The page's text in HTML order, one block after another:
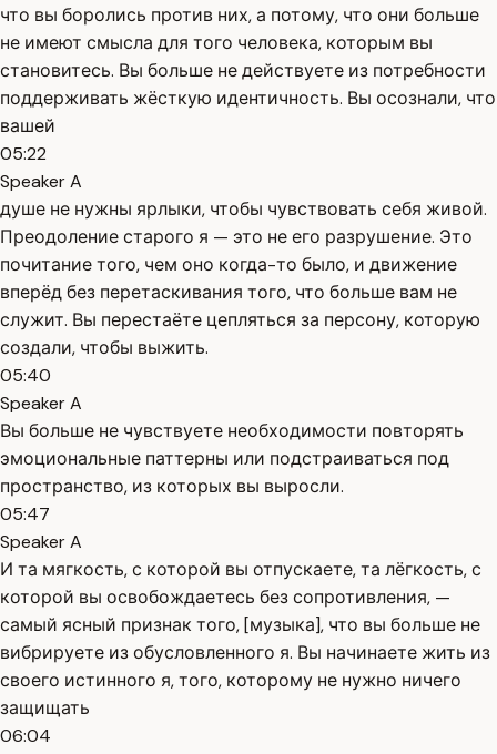
что вы боролись против них, а потому, что они больше
не имеют смысла для того человека, которым вы
становитесь. Вы больше не действуете из потребности
поддерживать жёсткую идентичность. Вы осознали, что
вашей
05:22
Speaker A
душе не нужны ярлыки, чтобы чувствовать себя живой.
Преодоление старого я — это не его разрушение. Это
почитание того, чем оно когда-то было, и движение
вперёд без перетаскивания того, что больше вам не
служит. Вы перестаёте цепляться за персону, которую
создали, чтобы выжить.
05:40
Speaker A
Вы больше не чувствуете необходимости повторять
эмоциональные паттерны или подстраиваться под
пространство, из которых вы выросли.
05:47
Speaker A
И та мягкость, с которой вы отпускаете, та лёгкость, с
которой вы освобождаетесь без сопротивления, —
самый ясный признак того, [музыка], что вы больше не
вибрируете из обусловленного я. Вы начинаете жить из
своего истинного я, того, которому не нужно ничего
защищать
06:04